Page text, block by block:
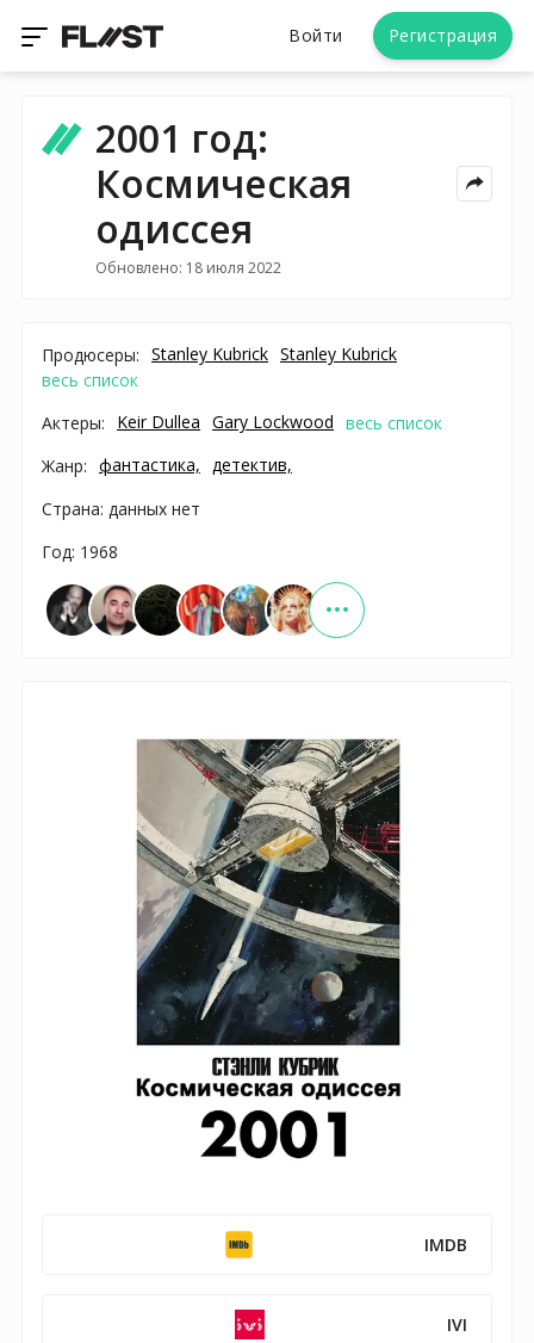
Войти Регистрация
2001 год:
Космическая
одиссея
Обновлено: 18 июля 2022
Продюсеры: Stanley Kubrick Stanley Kubrick
весь список
Актеры:
Keir Dullea Gary Lockwood весь список
Жанр: фантастика,
детектив,
Страна: данных нет
Год: 1968
IMDB
IVI